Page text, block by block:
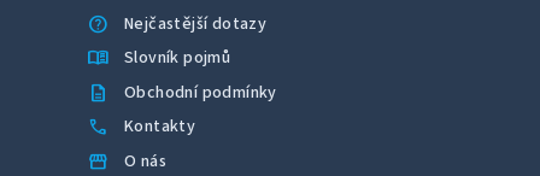
help
Nejčastější dotazy
menu_book Slovník pojmů
description Obchodní podmínky
call Kontakty
storefront O nás